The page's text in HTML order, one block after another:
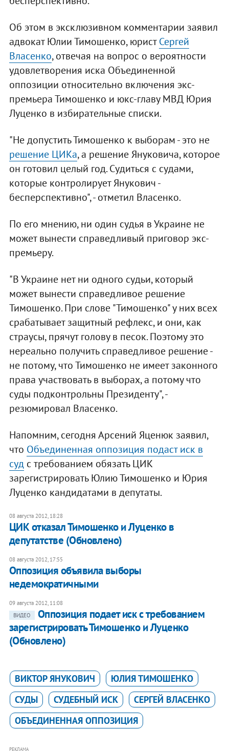
Об этом в эксклюзивном комментарии заявил
адвокат Юлии Тимошенко, юристСергей
Власенко, отвечая на вопрос о вероятности
удовлетворения иска Объединенной
оппозиции относительно включения экс-
премьера Тимошенко и юкс-главу МВД Юрия
Луценко в избирательные списки.
"Не допустить Тимошенко к выборам - это не
решение ЦИКа, а решение Януковича, которое
он готовил целый год. Судиться с судами,
которые контролирует Янукович -
бесперспективно", - отметил Власенко.
По его мнению, ни один судья в Украине не
может вынести справедливый приговор экс-
премьеру.
"В Украине нет ни одного судьи, который
может вынести справедливое решение
Тимошенко. При слове "Тимошенко" у них всех
срабатывает защитный рефлекс, и они, как
страусы, прячут голову в песок. Поэтому это
нереально получить справедливое решение -
не потому, что Тимошенко не имеет законного
права участвовать в выборах, а потому что
суды подконтрольны Президенту", -
резюмировал Власенко.
Напомним, сегодня Арсений Яценюк заявил,
что Объединенная оппозиция подаст иск в
судс требованием обязать ЦИК
зарегистрировать Юлию Тимошенко и Юрия
Луценко кандидатами в депутаты.
08 августа 2012, 18:28
ЦИК отказал Тимошенко и Луценко в
депутатстве (Обновлено)
08 августа 2012, 17:55
Оппозиция объявила выборы
недемократичными
09 августа 2012, 11:08
ВИДЕО
Оппозиция подает иск с требованием
зарегистрировать Тимошенко и Луценко
(Обновлено)
ВИКТОР ЯНУКОВИЧ
ЮЛИЯ ТИМОШЕНКО
СУДЫ
СУДЕБНЫЙ ИСК
СЕРГЕЙ ВЛАСЕНКО
ОБЪЕДИНЕННАЯ ОППОЗИЦИЯ
РЕКЛАМА